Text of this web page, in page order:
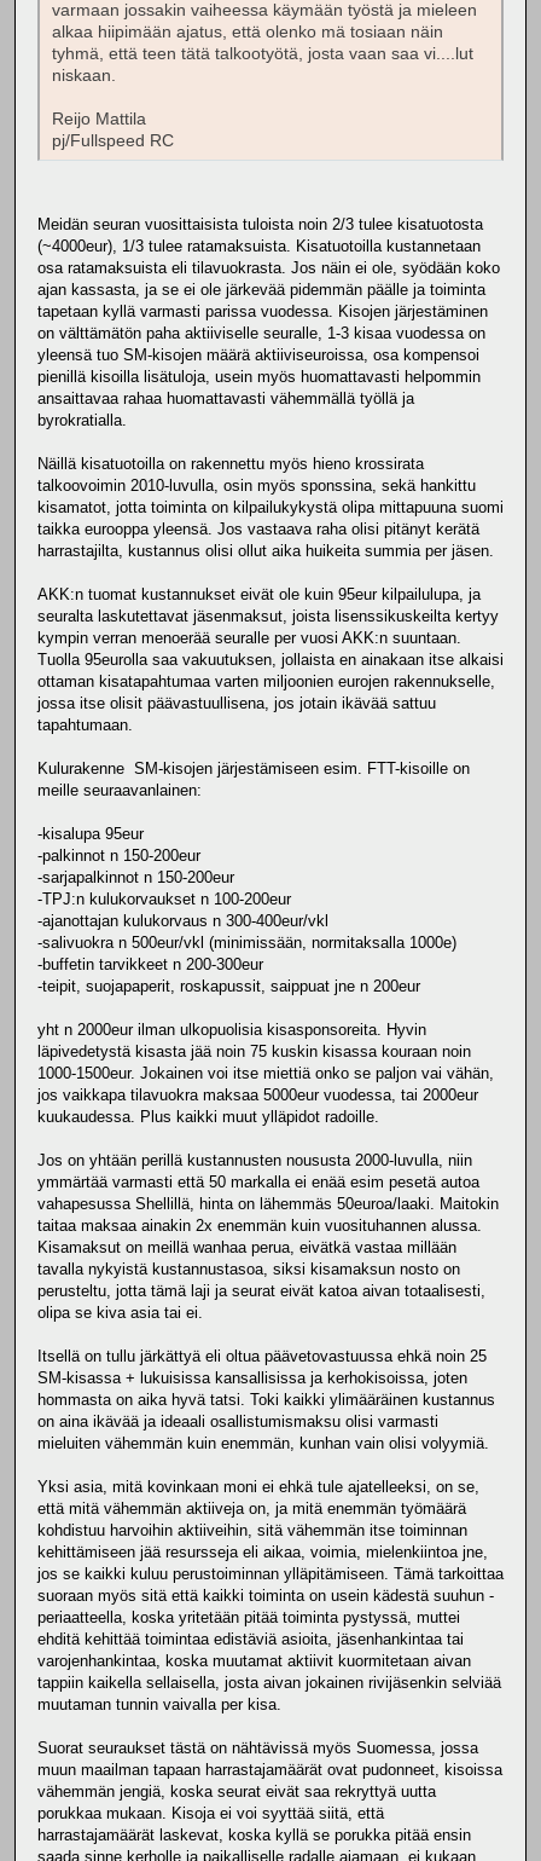
varmaan jossakin vaiheessa käymään työstä ja mieleen
alkaa hiipimään ajatus, että olenko mä tosiaan näin
tyhmä, että teen tätä talkootyötä, josta vaan saa vi....lut
niskaan.
Reijo Mattila
pj/Fullspeed RC
Meidän seuran vuosittaisista tuloista noin 2/3 tulee kisatuotosta
(~4000eur), 1/3 tulee ratamaksuista. Kisatuotoilla kustannetaan
osa ratamaksuista eli tilavuokrasta. Jos näin ei ole, syödään koko
ajan kassasta, ja se ei ole järkevää pidemmän päälle ja toiminta
tapetaan kyllä varmasti parissa vuodessa. Kisojen järjestäminen
on välttämätön paha aktiiviselle seuralle, 1-3 kisaa vuodessa on
yleensä tuo SM-kisojen määrä aktiiviseuroissa, osa kompensoi
pienillä kisoilla lisätuloja, usein myös huomattavasti helpommin
ansaittavaa rahaa huomattavasti vähemmällä työllä ja
byrokratialla.
Näillä kisatuotoilla on rakennettu myös hieno krossirata
talkoovoimin 2010-luvulla, osin myös sponssina, sekä hankittu
kisamatot, jotta toiminta on kilpailukykystä olipa mittapuuna suomi
taikka eurooppa yleensä. Jos vastaava raha olisi pitänyt kerätä
harrastajilta, kustannus olisi ollut aika huikeita summia per jäsen.
AKK:n tuomat kustannukset eivät ole kuin 95eur kilpailulupa, ja
seuralta laskutettavat jäsenmaksut, joista lisenssikuskeilta kertyy
kympin verran menoerää seuralle per vuosi AKK:n suuntaan.
Tuolla 95eurolla saa vakuutuksen, jollaista en ainakaan itse alkaisi
ottaman kisatapahtumaa varten miljoonien eurojen rakennukselle,
jossa itse olisit päävastuullisena, jos jotain ikävää sattuu
tapahtumaan.
Kulurakenne SM-kisojen järjestämiseen esim. FTT-kisoille on
meille seuraavanlainen:
-kisalupa 95eur
-palkinnot n 150-200eur
-sarjapalkinnot n 150-200eur
-TPJ:n kulukorvaukset n 100-200eur
-ajanottajan kulukorvaus n 300-400eur/vkl
-salivuokra n 500eur/vkl (minimissään, normitaksalla 1000e)
-buffetin tarvikkeet n 200-300eur
-teipit, suojapaperit, roskapussit, saippuat jne n 200eur
yht n 2000eur ilman ulkopuolisia kisasponsoreita. Hyvin
läpivedetystä kisasta jää noin 75 kuskin kisassa kouraan noin
1000-1500eur. Jokainen voi itse miettiä onko se paljon vai vähän,
jos vaikkapa tilavuokra maksaa 5000eur vuodessa, tai 2000eur
kuukaudessa. Plus kaikki muut ylläpidot radoille.
Jos on yhtään perillä kustannusten noususta 2000-luvulla, niin
ymmärtää varmasti että 50 markalla ei enää esim pesetä autoa
vahapesussa Shellillä, hinta on lähemmäs 50euroa/laaki. Maitokin
taitaa maksaa ainakin 2x enemmän kuin vuosituhannen alussa.
Kisamaksut on meillä wanhaa perua, eivätkä vastaa millään
tavalla nykyistä kustannustasoa, siksi kisamaksun nosto on
perusteltu, jotta tämä laji ja seurat eivät katoa aivan totaalisesti,
olipa se kiva asia tai ei.
Itsellä on tullu järkättyä eli oltua päävetovastuussa ehkä noin 25
SM-kisassa + lukuisissa kansallisissa ja kerhokisoissa, joten
hommasta on aika hyvä tatsi. Toki kaikki ylimääräinen kustannus
on aina ikävää ja ideaali osallistumismaksu olisi varmasti
mieluiten vähemmän kuin enemmän, kunhan vain olisi volyymiä.
Yksi asia, mitä kovinkaan moni ei ehkä tule ajatelleeksi, on se,
että mitä vähemmän aktiiveja on, ja mitä enemmän työmäärä
kohdistuu harvoihin aktiiveihin, sitä vähemmän itse toiminnan
kehittämiseen jää resursseja eli aikaa, voimia, mielenkiintoa jne,
jos se kaikki kuluu perustoiminnan ylläpitämiseen. Tämä tarkoittaa
suoraan myös sitä että kaikki toiminta on usein kädestä suuhun -
periaatteella, koska yritetään pitää toiminta pystyssä, muttei
ehditä kehittää toimintaa edistäviä asioita, jäsenhankintaa tai
varojenhankintaa, koska muutamat aktiivit kuormitetaan aivan
tappiin kaikella sellaisella, josta aivan jokainen rivijäsenkin selviää
muutaman tunnin vaivalla per kisa.
Suorat seuraukset tästä on nähtävissä myös Suomessa, jossa
muun maailman tapaan harrastajamäärät ovat pudonneet, kisoissa
vähemmän jengiä, koska seurat eivät saa rekryttyä uutta
porukkaa mukaan. Kisoja ei voi syyttää siitä, että
harrastajamäärät laskevat, koska kyllä se porukka pitää ensin
saada sinne kerholle ja paikalliselle radalle ajamaan, ei kukaan